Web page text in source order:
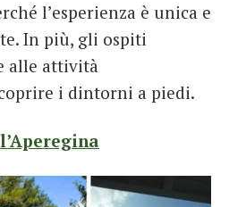
l’esperienza è unica e
In più, gli ospiti
alle attività
i dintorni a piedi.